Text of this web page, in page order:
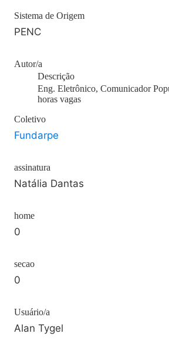
Sistema de Origem
PENC
Autor/a
Descrição
Eng. Eletrônico, Comunicador
horas vagas
Coletivo
Fundarpe
assinatura
Natália Dantas
home
0
secao
0
Usuário/a
Alan Tygel